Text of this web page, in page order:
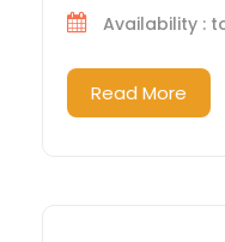
Availability :
Read More